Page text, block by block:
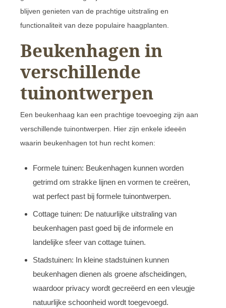
blijven genieten van de prachtige uitstraling en
functionaliteit van deze populaire haagplanten.
Beukenhagen in
verschillende
tuinontwerpen
Een beukenhaag kan een prachtige toevoeging zijn aan
verschillende tuinontwerpen. Hier zijn enkele ideeën
waarin beukenhagen tot hun recht komen:
Formele tuinen: Beukenhagen kunnen worden
getrimd om strakke lijnen en vormen te creëren,
wat perfect past bij formele tuinontwerpen.
Cottage tuinen: De natuurlijke uitstraling van
beukenhagen past goed bij de informele en
landelijke sfeer van cottage tuinen.
Stadstuinen: In kleine stadstuinen kunnen
beukenhagen dienen als groene afscheidingen,
waardoor privacy wordt gecreëerd en een vleugje
natuurlijke schoonheid wordt toegevoegd.